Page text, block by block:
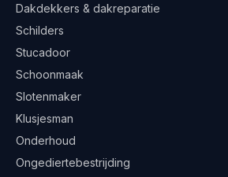
Dakdekkers & dakreparatie
Schilders
Stucadoor
Schoonmaak
Slotenmaker
Klusjesman
Onderhoud
Ongediertebestrijding